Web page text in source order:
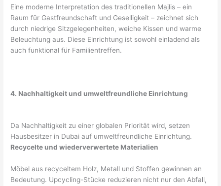
Eine moderne Interpretation des traditionellen Majlis – ein
Raum für Gastfreundschaft und Geselligkeit – zeichnet sich
durch niedrige Sitzgelegenheiten, weiche Kissen und warme
Beleuchtung aus. Diese Einrichtung ist sowohl einladend als
auch funktional für Familientreffen.
4. Nachhaltigkeit und umweltfreundliche Einrichtung
Da Nachhaltigkeit zu einer globalen Priorität wird, setzen
Hausbesitzer in Dubai auf umweltfreundliche Einrichtung.
Recycelte und wiederverwertete Materialien
Möbel aus recyceltem Holz, Metall und Stoffen gewinnen an
Bedeutung. Upcycling-Stücke reduzieren nicht nur den Abfall,